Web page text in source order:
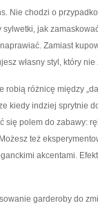
Nie chodzi o
jak
Zamiast
własny styl, który
różnicę między
kiedy indziej sprytnie
polem do zabawy:
też
akcentami.
garderoby do